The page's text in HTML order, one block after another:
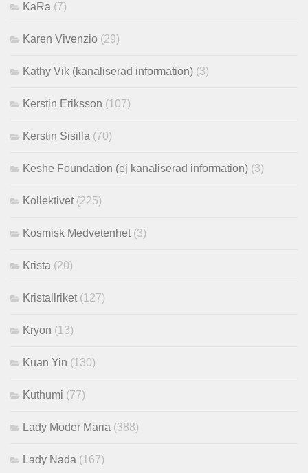
KaRa (7)
Karen Vivenzio (29)
Kathy Vik (kanaliserad information) (3)
Kerstin Eriksson (107)
Kerstin Sisilla (70)
Keshe Foundation (ej kanaliserad information) (3)
Kollektivet (225)
Kosmisk Medvetenhet (3)
Krista (20)
Kristallriket (127)
Kryon (13)
Kuan Yin (130)
Kuthumi (77)
Lady Moder Maria (388)
Lady Nada (167)